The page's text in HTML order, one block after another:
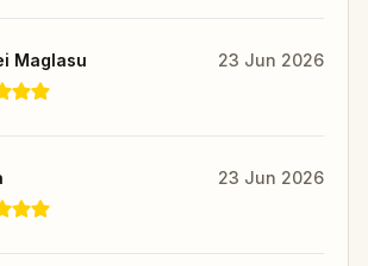
Maglasu 23 Jun 2026
23 Jun 2026